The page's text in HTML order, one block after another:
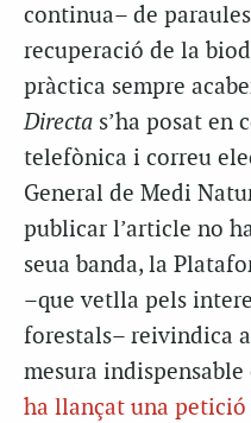
continua– de
recuperació de la
pràctica sempre
Directa s’ha posat en
telefònica i correu
General de Medi
publicar l’article no
seua banda, la
–que vetlla pels
forestals– reivindica
mesura
ha llançat una petició